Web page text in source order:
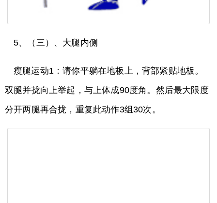
5、（三）、大腿内侧
瘦腿运动1：请你平躺在地板上，背部紧贴地板。
双腿并拢向上举起，与上体成90度角。然后最大限度
分开两腿再合拢，重复此动作3组30次。